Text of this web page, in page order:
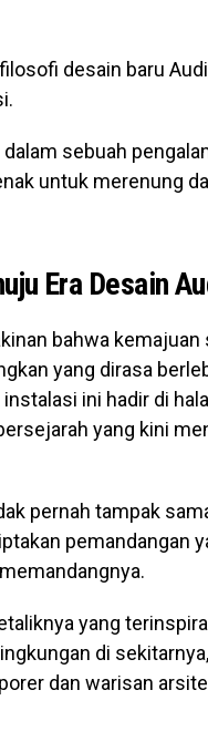
desain baru
sebuah
untuk merenung
Era Desain
bahwa
yang dirasa
ini hadir di
yang kini
pernah tampak
pemandangan
yang
di
dan warisan